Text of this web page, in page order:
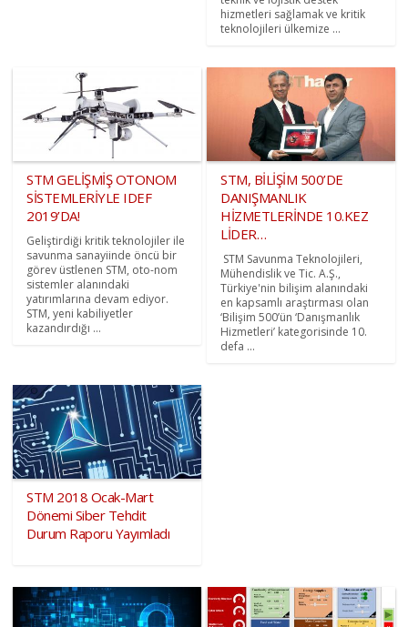
hizmetleri sağlamak ve kritik
teknolojileri ülkemize ...
STM GELİŞMİŞ OTONOM
SİSTEMLERİYLE IDEF
2019’DA!
Geliştirdiği kritik teknolojiler ile
savunma sanayiinde öncü bir
görev üstlenen STM, oto-nom
sistemler alanındaki
yatırımlarına devam ediyor.
STM, yeni kabiliyetler
kazandırdığı ...
STM, BİLİŞİM 500’DE
DANIŞMANLIK
HİZMETLERİNDE 10.KEZ
LİDER…
STM Savunma Teknolojileri,
Mühendislik ve Tic. A.Ş.,
Türkiye'nin bilişim alanındaki
en kapsamlı araştırması olan
‘Bilişim 500’ün ‘Danışmanlık
Hizmetleri’ kategorisinde 10.
defa ...
STM 2018 Ocak-Mart
Dönemi Siber Tehdit
Durum Raporu Yayımladı